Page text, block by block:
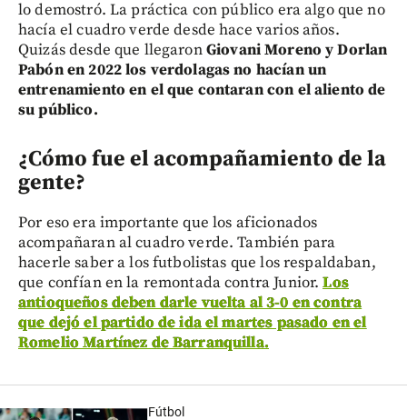
lo demostró. La práctica con público era algo que no
hacía el cuadro verde desde hace varios años.
Quizás desde que llegaronGiovani Moreno y Dorlan
Pabón en 2022 los verdolagas no hacían un
entrenamiento en el que contaran con el aliento de
su público.
¿Cómo fue el acompañamiento de la
gente?
Por eso era importante que los aficionados
acompañaran al cuadro verde. También para
hacerle saber a los futbolistas que los respaldaban,
que confían en la remontada contra Junior.Los
antioqueños deben darle vuelta al 3-0 en contra
que dejó el partido de ida el martes pasado en el
Romelio Martínez de Barranquilla.
Fútbol